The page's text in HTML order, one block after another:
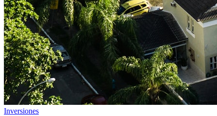
Inversiones